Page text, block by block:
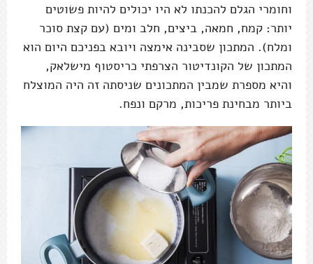
וחומרי הגלם להכנתו לא היו יכולים להיות פשוטים
יותר: קמח, חמאה, ביצים, חלב ומים (עם קצת סוכר
ומלח). המתכון שסבינה אימצה ויובא בפניכם היום הוא
המתכון של הקונדיטור הצרפתי כריסטוף מישלאק,
והיא מספרת שמבין המתכונים שניסתה זה היה המוצלח
ביותר מבחינת פריכות, מרקם ונפח.